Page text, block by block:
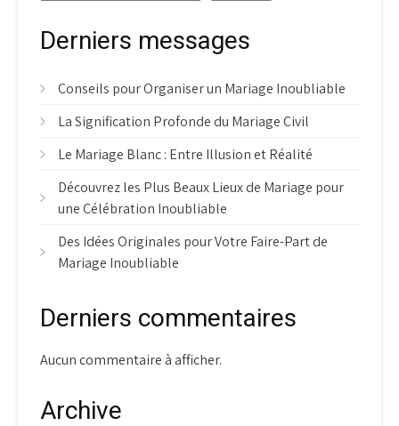
Derniers messages
Conseils pour Organiser un Mariage Inoubliable
La Signification Profonde du Mariage Civil
Le Mariage Blanc : Entre Illusion et Réalité
Découvrez les Plus Beaux Lieux de Mariage pour
une Célébration Inoubliable
Des Idées Originales pour Votre Faire-Part de
Mariage Inoubliable
Derniers commentaires
Aucun commentaire à afficher.
Archive